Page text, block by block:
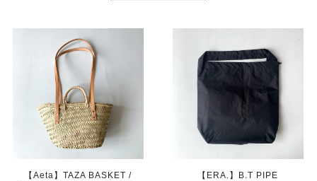
【Aeta】TAZA BASKET /
【ERA.】B.T PIPE